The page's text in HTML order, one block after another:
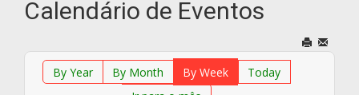
Calendário de Eventos
By Year By Month By Week
Today